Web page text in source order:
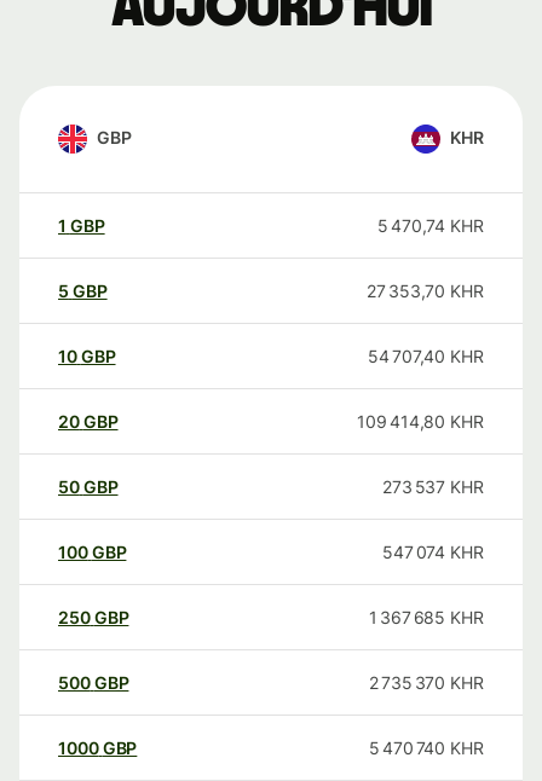
GBP KHR
1 GBP 5 470,74 KHR
5 GBP 27 353,70 KHR
10GBP 54 707,40 KHR
20GBP 109 414,80 KHR
50GBP 273 537 KHR
100GBP 547 074 KHR
250GBP 1 367 685 KHR
500GBP 2 735 370 KHR
1000GBP 5 470 740 KHR